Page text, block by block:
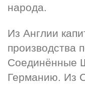
народа.
Из Англии
производства
Соединённые
Германию. Из